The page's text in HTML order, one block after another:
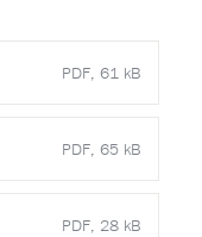
PDF, 61 kB
PDF, 65 kB
PDF, 28 kB